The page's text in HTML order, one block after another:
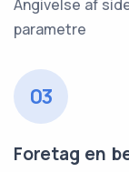
Angivelse af
parametre
03
Foretag en